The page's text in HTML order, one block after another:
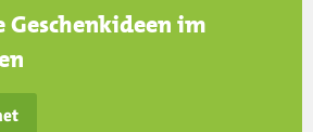
Geschenkideen im